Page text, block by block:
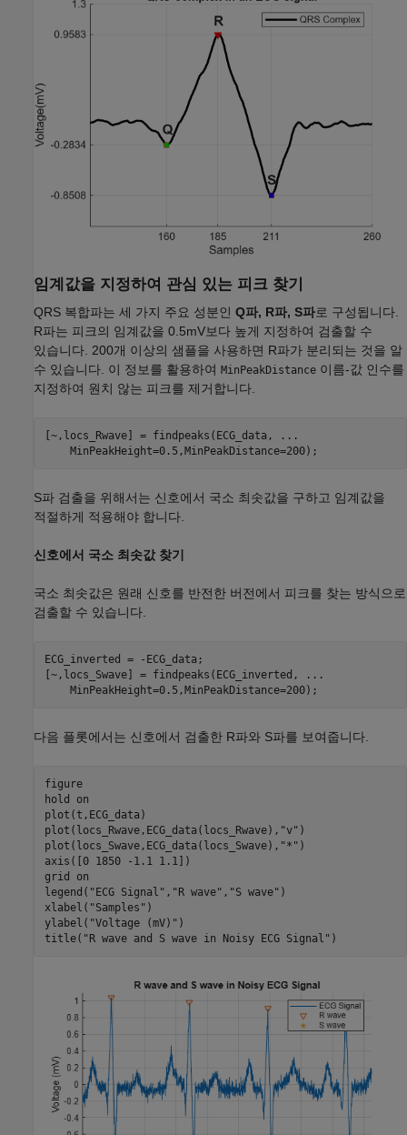
임계값을 지정하여 관심 있는 피크 찾기
QRS 복합파는 세 가지 주요 성분인 Q파, R파, S파로 구성됩니다.
R파는 피크의 임계값을 0.5mV보다 높게 지정하여 검출할 수
있습니다. 200개 이상의 샘플을 사용하면 R파가 분리되는 것을 알
수 있습니다. 이 정보를 활용하여 MinPeakDistance 이름-값 인수를
지정하여 원치 않는 피크를 제거합니다.
[~,locs_Rwave] = findpeaks(ECG_data,
...
    MinPeakHeight=0.5,MinPeakDistance=200);
S파 검출을 위해서는 신호에서 국소 최솟값을 구하고 임계값을
적절하게 적용해야 합니다.
신호에서 국소 최솟값 찾기
국소 최솟값은 원래 신호를 반전한 버전에서 피크를 찾는 방식으로
검출할 수 있습니다.
ECG_inverted = -ECG_data;
[~,locs_Swave] = findpeaks(ECG_inverted,
...
    MinPeakHeight=0.5,MinPeakDistance=200);
다음 플롯에서는 신호에서 검출한 R파와 S파를 보여줍니다.
figure
hold
on
plot(t,ECG_data)
plot(locs_Rwave,ECG_data(locs_Rwave), "v" )
plot(locs_Swave,ECG_data(locs_Swave), "*" )
axis([0 1850 -1.1 1.1])
grid
on
legend( "ECG Signal" , "R wave" , "S wave" )
xlabel( "Samples" )
ylabel( "Voltage (mV)" )
title( "R wave and S wave in Noisy ECG Signal" )